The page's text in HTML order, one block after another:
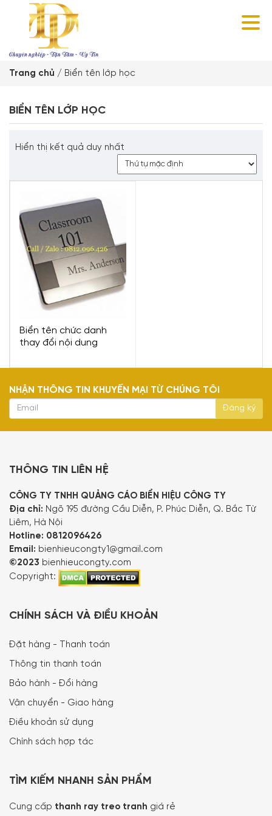
Trang chủ / Biển tên lớp học
BIỂN TÊN LỚP HỌC
Hiển thị kết quả duy nhất
Biển tên chức danh
thay đổi nội dung
NHẬN THÔNG TIN KHUYẾN MẠI TỪ CHÚNG TÔI
THÔNG TIN LIÊN HỆ
CÔNG TY TNHH QUẢNG CÁO BIỂN HIỆU CÔNG TY
Địa chỉ: Ngõ 195 đường Cầu Diễn, P. Phúc Diễn, Q. Bắc Từ
Liêm, Hà Nội
Hotline: 0812096426
Email: bienhieucongty1@gmail.com
©2023 bienhieucongty.com
Copyright:
CHÍNH SÁCH VÀ ĐIỀU KHOẢN
Đặt hàng - Thanh toán
Thông tin thanh toán
Bảo hành - Đổi hàng
Vận chuyển - Giao hàng
Điều khoản sử dụng
Chính sách hợp tác
TÌM KIẾM NHANH SẢN PHẨM
Cung cấp thanh ray treo tranh giá rẻ